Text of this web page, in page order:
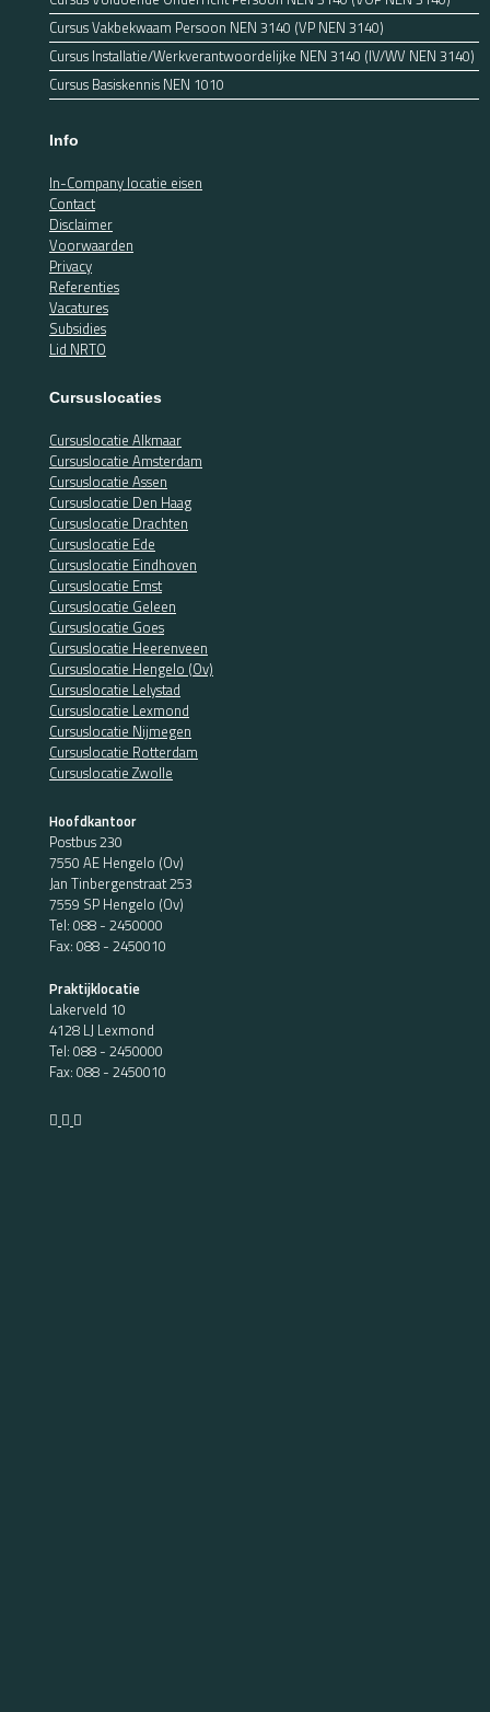
Cursus Vakbekwaam Persoon NEN 3140 (VP NEN 3140)
Cursus Installatie/Werkverantwoordelijke NEN 3140 (IV/WV NEN 3140)
Cursus Basiskennis NEN 1010
Info
In-Company locatie eisen
Contact
Disclaimer
Voorwaarden
Privacy
Referenties
Vacatures
Subsidies
Lid NRTO
Cursuslocaties
Cursuslocatie Alkmaar
Cursuslocatie Amsterdam
Cursuslocatie Assen
Cursuslocatie Den Haag
Cursuslocatie Drachten
Cursuslocatie Ede
Cursuslocatie Eindhoven
Cursuslocatie Emst
Cursuslocatie Geleen
Cursuslocatie Goes
Cursuslocatie Heerenveen
Cursuslocatie Hengelo (Ov)
Cursuslocatie Lelystad
Cursuslocatie Lexmond
Cursuslocatie Nijmegen
Cursuslocatie Rotterdam
Cursuslocatie Zwolle
Hoofdkantoor
Postbus 230
7550 AE Hengelo (Ov)
Jan Tinbergenstraat 253
7559 SP Hengelo (Ov)
Tel: 088 - 2450000
Fax: 088 - 2450010
Praktijklocatie
Lakerveld 10
4128 LJ Lexmond
Tel: 088 - 2450000
Fax: 088 - 2450010